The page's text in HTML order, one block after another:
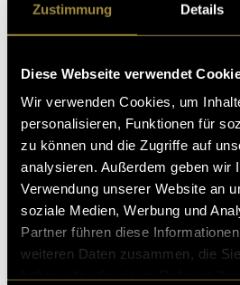
Zustimmung Details
Diese Webseite verwendet
Wir verwenden Cookies, um
personalisieren, Funktionen für
zu können und die Zugriffe auf
analysieren. Außerdem geben wir
Verwendung unserer Website an
soziale Medien, Werbung und
Partner führen diese
weiteren Daten zusammen, die
(vha)